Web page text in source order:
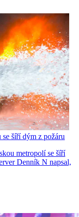
šíří dým z požáru
metropolí se šíří
Denník N napsal,